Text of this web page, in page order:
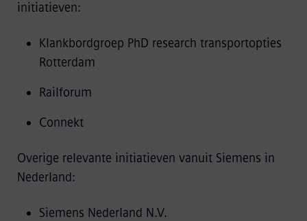
initiatieven:
Klankbordgroep PhD research transportopties
Rotterdam
Railforum
Connekt
Overige relevante initiatieven vanuit Siemens in
Nederland:
Siemens Nederland N.V.